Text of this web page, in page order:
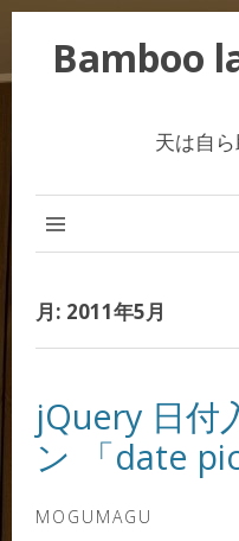
Bamboo
天は自
月: 2011年5月
jQuery 日付
ン 「date
MOGUMAGU